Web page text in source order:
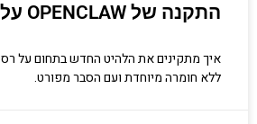
התקנה של OPENCLAW על רספברי פיי
איך מתקינים את הלהיט החדש בתחום על
ללא חומרה מיוחדת ועם הסבר מפורט.